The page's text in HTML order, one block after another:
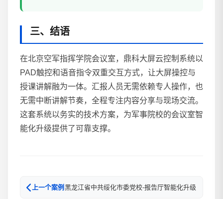
三、结语
在北京空军指挥学院会议室，鼎科大屏云控制系统以
PAD触控和语音指令双重交互方式，让大屏操控与
授课讲解融为一体。汇报人员无需依赖专人操作，也
无需中断讲解节奏，全程专注内容分享与现场交流。
这套系统以务实的技术方案，为军事院校的会议室智
能化升级提供了可靠支撑。
上一个案例 黑龙江省中共绥化市委党校-报告厅智能化升级